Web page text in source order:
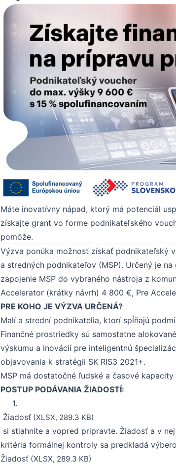
Máte inovatívny nápad, ktorý má potenciál
získajte grant vo forme podnikateľského
pomôže.
Výzva ponúka možnosť získať podnikateľský
a stredných podnikateľov (MSP). Určený je
zapojenie MSP do vybraného nástroja z
Accelerator (krátky návrh) 4 800 €, Pre
PRE KOHO JE VÝZVA URČENÁ?
Malí a strední podnikatelia, ktorí spĺňajú
Finančné prostriedky sú samostatne
výskumu a inovácií pre inteligentnú
objavovania k stratégii SK RIS3 2021+.
MSP má dostatočné ľudské a časové
POSTUP PODÁVANIA ŽIADOSTÍ:
1.
Žiadosť (XLSX, 289.3 KB)
si stiahnite a vopred pripravte. Žiadosť a v
kritéria formálnej kontroly sa predkladá
Žiadosť (XLSX, 289.3 KB)